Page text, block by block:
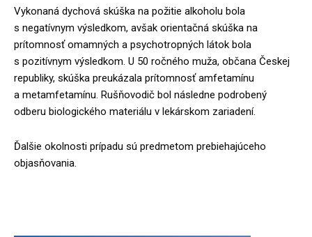
Vykonaná dychová skúška na požitie alkoholu bola
s negatívnym výsledkom, avšak orientačná skúška na
prítomnosť omamných a psychotropných látok bola
s pozitívnym výsledkom. U 50 ročného muža, občana Českej
republiky, skúška preukázala prítomnosť amfetamínu
a metamfetamínu. Rušňovodič bol následne podrobený
odberu biologického materiálu v lekárskom zariadení.
Ďalšie okolnosti prípadu sú predmetom prebiehajúceho
objasňovania.